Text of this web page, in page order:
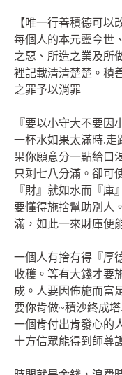
【唯一行善積德可以
每個人的本元靈今世
之惡、所造之業及所
裡記載清清楚楚。積
之罪予以消罪
『要以小守大不要因
一杯水如果太滿時.走
果你願意分一點給口
只剩七八分滿。卻可
『財』就如水而『庫
要懂得施捨幫助別人
滿，如此一來財庫便
一個人有捨有得『厚
收穫。等有大錢才要
成。人要因佈施而富
要你肯做~積沙終成
一個肯付出肯發心的
十方信眾能得到師尊